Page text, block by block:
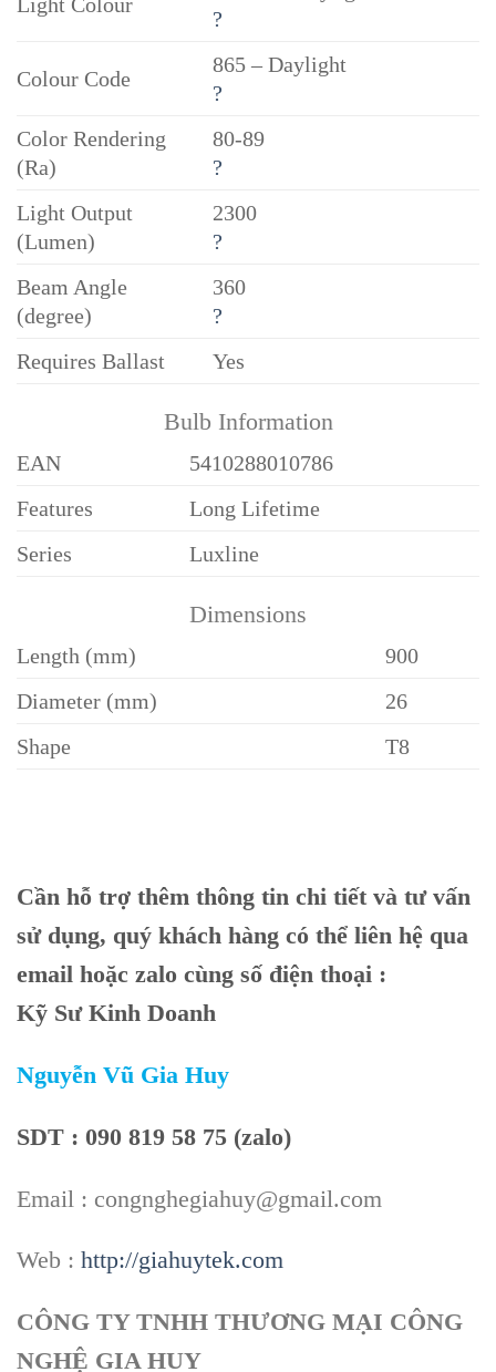
?
Colour Code
865 – Daylight
?
Color Rendering
(Ra)
80-89
?
Light Output
(Lumen)
2300
?
Beam Angle
(degree)
360
?
Requires Ballast
Yes
Bulb Information
EAN
5410288010786
Features
Long Lifetime
Series
Luxline
Dimensions
Length (mm)
900
Diameter (mm)
26
Shape
T8
Cần hỗ trợ thêm thông tin chi tiết và tư vấn
sử dụng, quý khách hàng có thể liên hệ qua
email hoặc zalo cùng số điện thoại :
Kỹ Sư Kinh Doanh
Nguyễn Vũ Gia Huy
SDT : 090 819 58 75 (zalo)
Email : congnghegiahuy@gmail.com
Web : http://giahuytek.com
CÔNG TY TNHH THƯƠNG MẠI CÔNG
NGHỆ GIA HUY